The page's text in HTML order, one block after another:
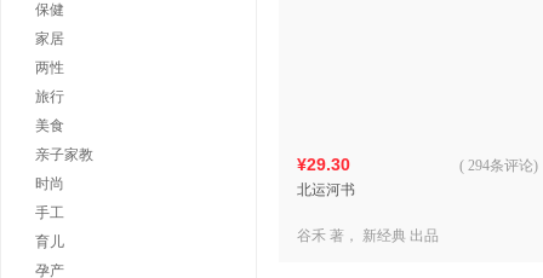
保健
家居
两性
旅行
美食
亲子家教
时尚
手工
育儿
孕产
¥29.30
北运河书
( 294条评论)
谷禾 著， 新经典 出品